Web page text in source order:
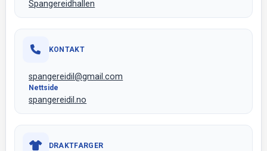
Spangereidhallen
KONTAKT
spangereidil@gmail.com
Nettside
spangereidil.no
DRAKTFARGER